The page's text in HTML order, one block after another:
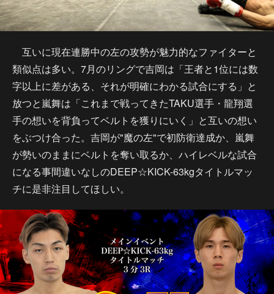
互いに現在連勝中の左の攻勢が魅力的なファイターと
類似点は多い。7月のリングで吉岡は「王者と1位には数
字以上に差がある、それが明確にわかる試合にする」と
放つと嵐舞は「これまで戦ってきたTAKU選手・龍翔選
手の想いを背負ってベルトを獲りにいく」と互いの想い
をぶつけ合った。吉岡が"魔の左"で初防衛達成か、嵐舞
が勢いのままにベルトを奪い取るか、ハイレベルな試合
になる事間違いなしのDEEP☆KICK-63kgタイトルマッ
チに是非注目してほしい。